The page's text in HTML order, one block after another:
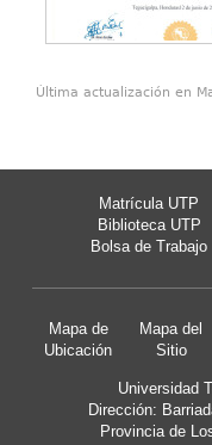
Última actualización en
Matrícula UTP
Biblioteca UTP
Bolsa de Trabajo
Mapa de
Ubicación
Mapa del
Sitio
Universidad
Dirección:
Provincia de